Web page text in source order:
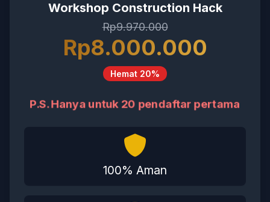
Workshop Construction Hack
Rp9.970.000
Rp8.000.000
Hemat 20%
P.S. Hanya untuk 20 pendaftar pertama
100% Aman